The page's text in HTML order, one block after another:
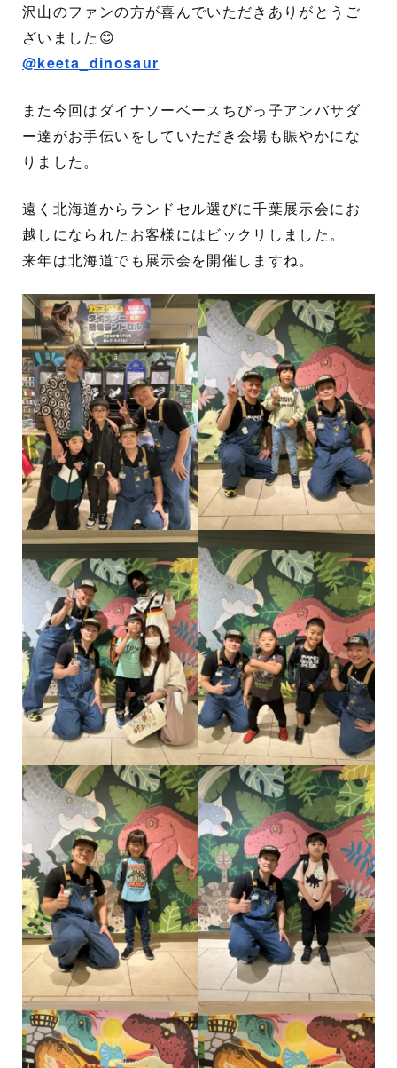
沢山のファンの方が喜んでいただきありがとうご
ざいました😊
@keeta_dinosaur
また今回はダイナソーベースちびっ子アンバサダ
ー達がお手伝いをしていただき会場も賑やかにな
りました。
遠く北海道からランドセル選びに千葉展示会にお
越しになられたお客様にはビックリしました。
来年は北海道でも展示会を開催しますね。